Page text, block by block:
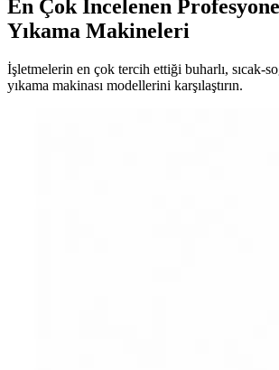
En Çok İncelenen
Yıkama Makineleri
İşletmelerin en çok tercih ettiği buharlı, sıcak-
yıkama makinası modellerini karşılaştırın.